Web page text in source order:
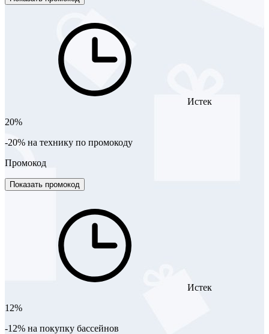
Истек
20%
-20% на технику по промокоду
Промокод
Показать промокод
Истек
12%
-12% на покупку бассейнов